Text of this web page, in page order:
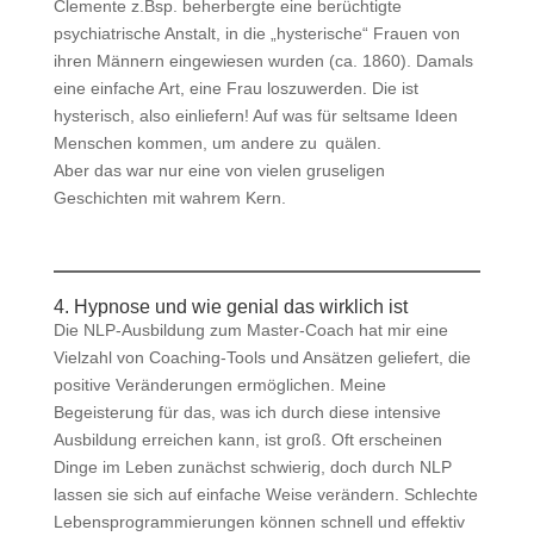
Clemente z.Bsp. beherbergte eine berüchtigte
psychiatrische Anstalt, in die „hysterische“ Frauen von
ihren Männern eingewiesen wurden (ca. 1860). Damals
eine einfache Art, eine Frau loszuwerden. Die ist
hysterisch, also einliefern! Auf was für seltsame Ideen
Menschen kommen, um andere zu quälen.
Aber das war nur eine von vielen gruseligen
Geschichten mit wahrem Kern.
4. Hypnose und wie genial das wirklich ist
Die NLP-Ausbildung zum Master-Coach hat mir eine
Vielzahl von Coaching-Tools und Ansätzen geliefert, die
positive Veränderungen ermöglichen. Meine
Begeisterung für das, was ich durch diese intensive
Ausbildung erreichen kann, ist groß. Oft erscheinen
Dinge im Leben zunächst schwierig, doch durch NLP
lassen sie sich auf einfache Weise verändern. Schlechte
Lebensprogrammierungen können schnell und effektiv